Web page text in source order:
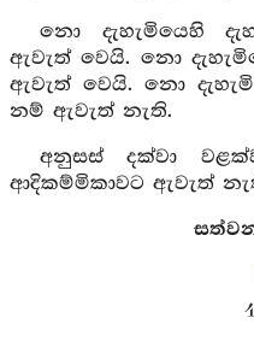
නො දැහැමියෙහි
ඇවැත් වෙයි. නො
ඇවැත් වෙයි. නො
නම් ඇවැත් නැති.
අනුසස් දක්වා
ආදිකම්මිකාවට ඇවැත්